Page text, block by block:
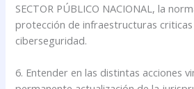
SECTOR PÚBLICO NACIONAL, la
protección de infraestructuras
ciberseguridad.
6. Entender en las distintas acciones